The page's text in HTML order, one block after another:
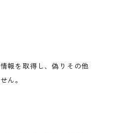
報を取得し、偽りその他
ん。